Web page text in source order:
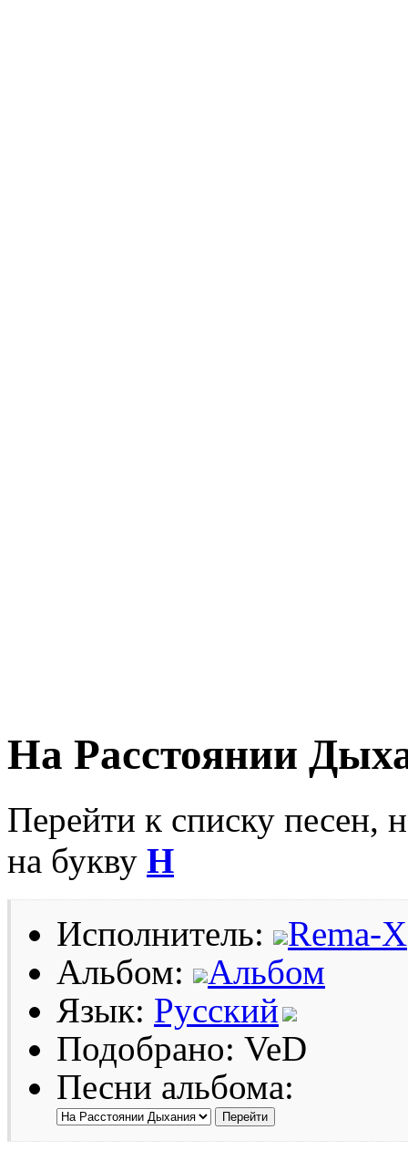
На Расстоянии
Перейти к списку песен,
на букву Н
Исполнитель:
Rema-X
Альбом:
Альбом
Язык: Русский
Подобрано: VeD
Песни альбома: